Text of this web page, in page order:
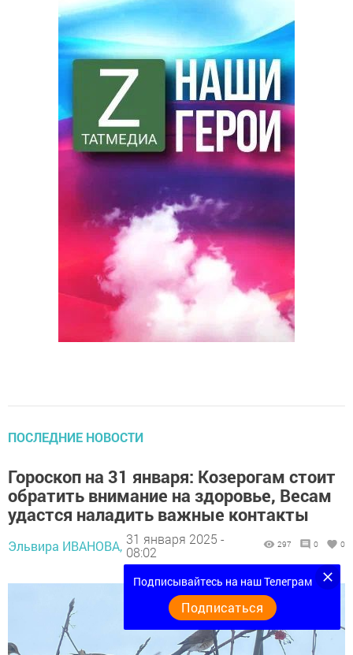
ПОСЛЕДНИЕ НОВОСТИ
Гороскоп на 31 января: Козерогам стоит
обратить внимание на здоровье, Весам
удастся наладить важные контакты
Эльвира ИВАНОВА, 31 января 2025 -
08:02
297 0 0
Подписывайтесь на наш Телеграм
Подписаться